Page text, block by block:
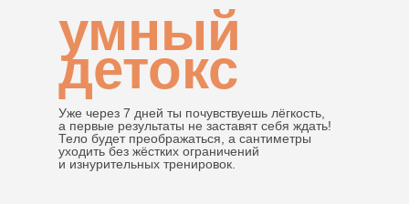
умный
детокс
Уже через 7 дней ты почувствуешь лёгкость,
а первые результаты не заставят себя ждать!
Тело будет преображаться, а сантиметры
уходить без жёстких ограничений
и изнурительных тренировок.